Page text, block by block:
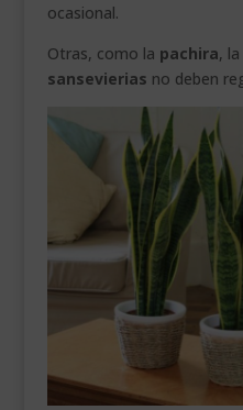
ocasional.
Otras, como la pachira, la
sansevierias no deben